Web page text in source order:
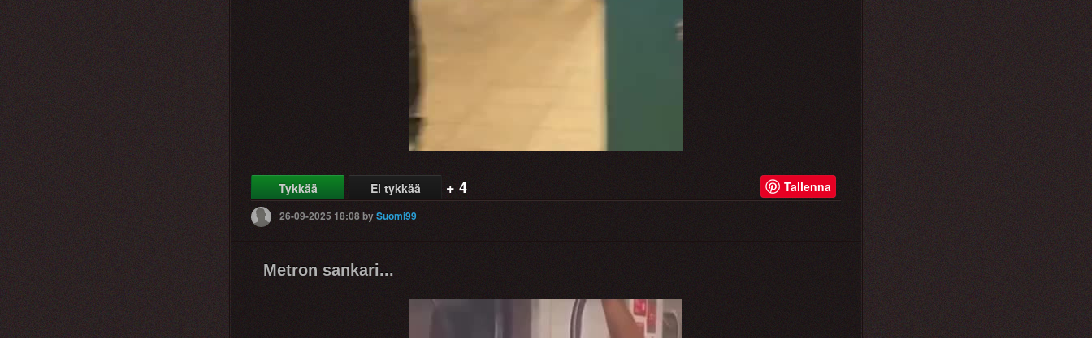
Tykkää Ei tykkää + 4 Tallenna
26-09-2025 18:08bySuomi99
Metron sankari...